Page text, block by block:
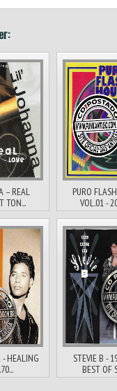
– REAL
TON...
PURO
VOL.01 -
- HEALING
STEVIE B -
BEST OF